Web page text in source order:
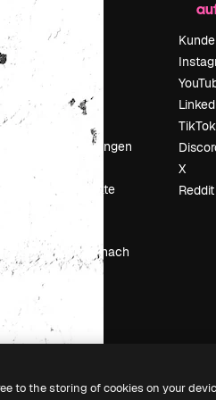
Preise
Über uns
Reviews
Karriere
Suchtrends
Veranstaltungen
Deine Inhalte
verkaufen
Suchst du nach
magnific.ai
TikTok
X
Reddit
to the storing of cookies on your